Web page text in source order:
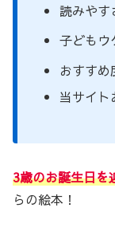
読みやす
子どもウ
おすすめ
当サイト
3歳のお誕生日を
らの絵本！